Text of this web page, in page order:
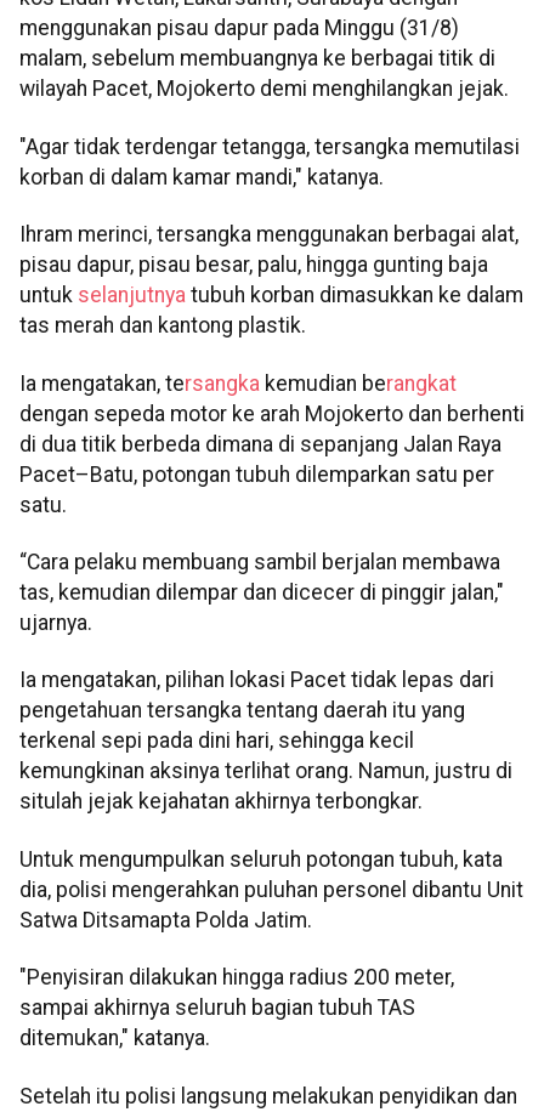
menggunakan pisau dapur pada Minggu (31/8)
malam, sebelum membuangnya ke berbagai titik di
wilayah Pacet, Mojokerto demi menghilangkan jejak.
"Agar tidak terdengar tetangga, tersangka memutilasi
korban di dalam kamar mandi," katanya.
Ihram merinci, tersangka menggunakan berbagai alat,
pisau dapur, pisau besar, palu, hingga gunting baja
untuk selanjutnya tubuh korban dimasukkan ke dalam
tas merah dan kantong plastik.
Ia mengatakan, tersangka kemudian berangkat
dengan sepeda motor ke arah Mojokerto dan berhenti
di dua titik berbeda dimana di sepanjang Jalan Raya
Pacet–Batu, potongan tubuh dilemparkan satu per
satu.
“Cara pelaku membuang sambil berjalan membawa
tas, kemudian dilempar dan dicecer di pinggir jalan,"
ujarnya.
Ia mengatakan, pilihan lokasi Pacet tidak lepas dari
pengetahuan tersangka tentang daerah itu yang
terkenal sepi pada dini hari, sehingga kecil
kemungkinan aksinya terlihat orang. Namun, justru di
situlah jejak kejahatan akhirnya terbongkar.
Untuk mengumpulkan seluruh potongan tubuh, kata
dia, polisi mengerahkan puluhan personel dibantu Unit
Satwa Ditsamapta Polda Jatim.
"Penyisiran dilakukan hingga radius 200 meter,
sampai akhirnya seluruh bagian tubuh TAS
ditemukan," katanya.
Setelah itu polisi langsung melakukan penyidikan dan